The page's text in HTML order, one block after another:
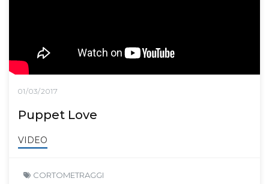
01/03/2017
Puppet Love
VIDEO
CORTOMETRAGGI